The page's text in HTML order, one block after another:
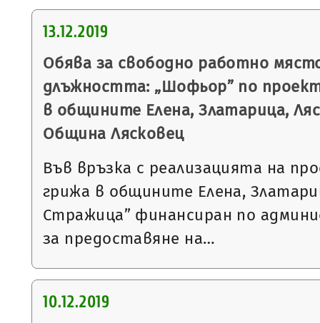
13.12.2019
Обява за свободно работно
длъжността: „Шофьор” по
в общините Елена, Златарица,
Община Лясковец
Във връзка с реализацията на
грижа в общините Елена,
Стражица” финансиран по
за предоставяне на…
10.12.2019